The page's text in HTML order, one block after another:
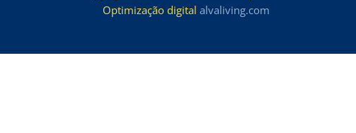
Optimização digital alvaliving.com